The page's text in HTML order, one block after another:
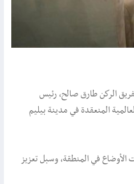
الركن طارق صالح، رئيس
المنعقدة في مدينة بيليم
في المنطقة، وسبل تعزيز